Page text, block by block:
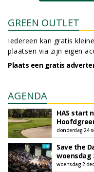
GREEN OUTLET
Iedereen kan gratis
plaatsen via zijn eigen
Plaats een gratis
AGENDA
HAS start
donderdag 24
Save the
woensdag
woensdag 2